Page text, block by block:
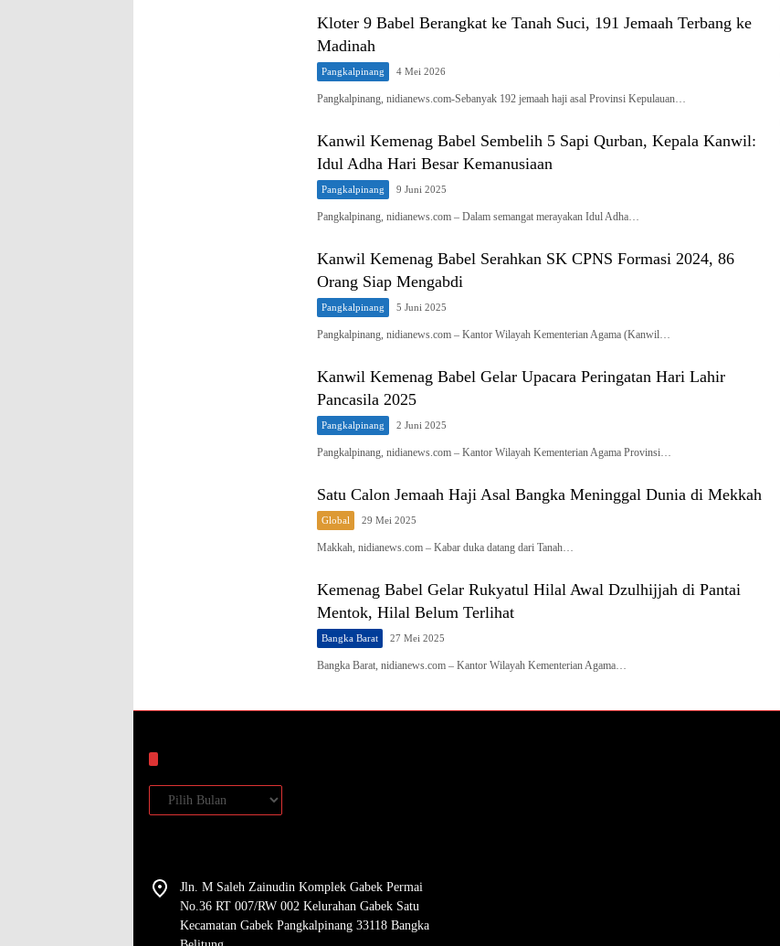
Kloter 9 Babel Berangkat ke Tanah Suci, 191 Jemaah Terbang ke
Madinah
Pangkalpinang 4 Mei 2026
Pangkalpinang, nidianews.com-Sebanyak 192 jemaah haji asal Provinsi Kepulauan…
Kanwil Kemenag Babel Sembelih 5 Sapi Qurban, Kepala Kanwil:
Idul Adha Hari Besar Kemanusiaan
Pangkalpinang 9 Juni 2025
Pangkalpinang, nidianews.com – Dalam semangat merayakan Idul Adha…
Kanwil Kemenag Babel Serahkan SK CPNS Formasi 2024, 86
Orang Siap Mengabdi
Pangkalpinang 5 Juni 2025
Pangkalpinang, nidianews.com – Kantor Wilayah Kementerian Agama (Kanwil…
Kanwil Kemenag Babel Gelar Upacara Peringatan Hari Lahir
Pancasila 2025
Pangkalpinang 2 Juni 2025
Pangkalpinang, nidianews.com – Kantor Wilayah Kementerian Agama Provinsi…
Satu Calon Jemaah Haji Asal Bangka Meninggal Dunia di Mekkah
Global 29 Mei 2025
Makkah, nidianews.com – Kabar duka datang dari Tanah…
Kemenag Babel Gelar Rukyatul Hilal Awal Dzulhijjah di Pantai
Mentok, Hilal Belum Terlihat
Bangka Barat 27 Mei 2025
Bangka Barat, nidianews.com – Kantor Wilayah Kementerian Agama…
Arsip
Jln. M Saleh Zainudin Komplek Gabek Permai
No.36 RT 007/RW 002 Kelurahan Gabek Satu
Kecamatan Gabek Pangkalpinang 33118 Bangka